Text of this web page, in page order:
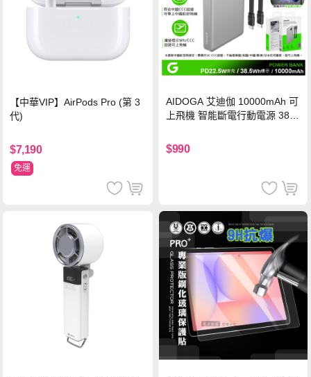
【中華VIP】AirPods Pro (第 3
代)
$7,190
免運
AIDOGA 艾迪伽 10000mAh 可
上飛機 智能斷電行動電源 38.5
灣BSMI/中國CCC/歐美CE/FCC
認證
$990